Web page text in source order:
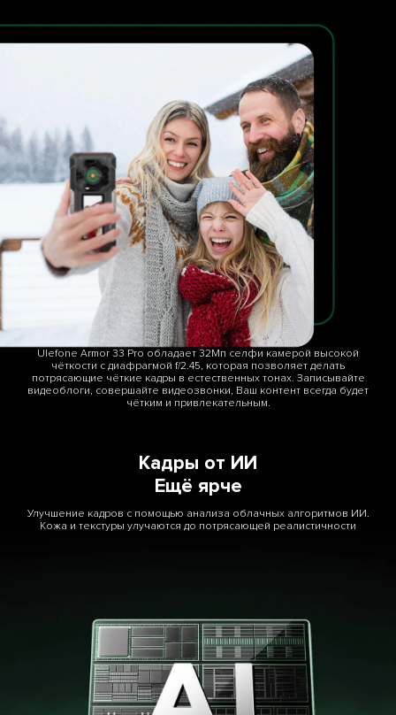
Ulefone Armor 33 Pro обладает 32Мп селфи камерой высокой
чёткости с диафрагмой f/2.45, которая позволяет делать
потрясающие чёткие кадры в естественных тонах. Записывайте
видеоблоги, совершайте видеозвонки, Ваш контент всегда будет
чётким и привлекательным.
Кадры от ИИ
Ещё ярче
Улучшение кадров с помощью анализа облачных алгоритмов ИИ.
Кожа и текстуры улучаются до потрясающей реалистичности